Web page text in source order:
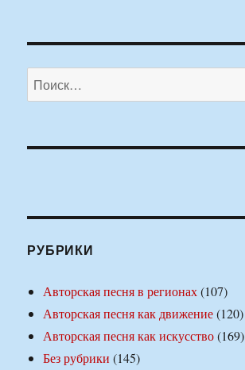
Искать:
РУБРИКИ
Авторская песня в регионах(107)
Авторская песня как движение(120)
Авторская песня как искусство(169)
Без рубрики (145)